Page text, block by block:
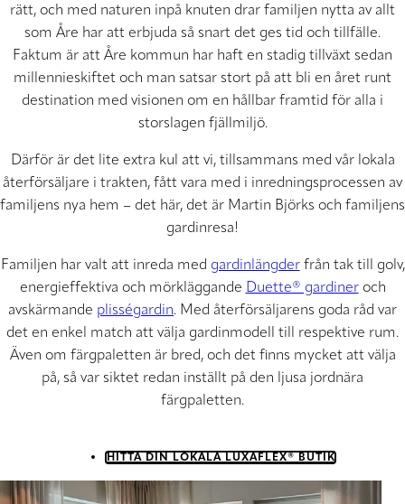
rätt, och med naturen inpå knuten drar familjen nytta av allt
som Åre har att erbjuda så snart det ges tid och tillfälle.
Faktum är att Åre kommun har haft en stadig tillväxt sedan
millennieskiftet och man satsar stort på att bli en året runt
destination med visionen om en hållbar framtid för alla i
storslagen fjällmiljö.
Därför är det lite extra kul att vi, tillsammans med vår lokala
återförsäljare i trakten, fått vara med i inredningsprocessen av
familjens nya hem – det här, det är Martin Björks och familjens
gardinresa!
Familjen har valt att inreda med gardinlängderfrån tak till golv,
energieffektiva och mörkläggande Duette® gardineroch
avskärmande plisségardin. Med återförsäljarens goda råd var
det en enkel match att välja gardinmodell till respektive rum.
Även om färgpaletten är bred, och det finns mycket att välja
på, så var siktet redan inställt på den ljusa jordnära
färgpaletten.
HITTA DIN LOKALA LUXAFLEX® BUTIK